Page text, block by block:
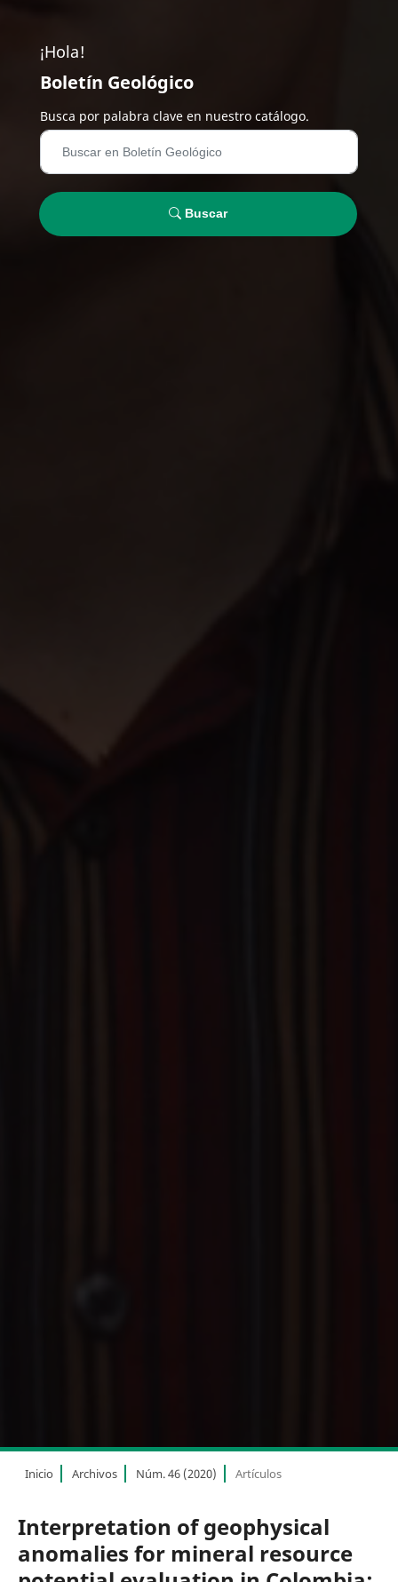
¡Hola!
Boletín Geológico
Busca por palabra clave en nuestro catálogo.
Buscar
Inicio Archivos Núm. 46 (2020) Artículos
Interpretation of geophysical
anomalies for mineral resource